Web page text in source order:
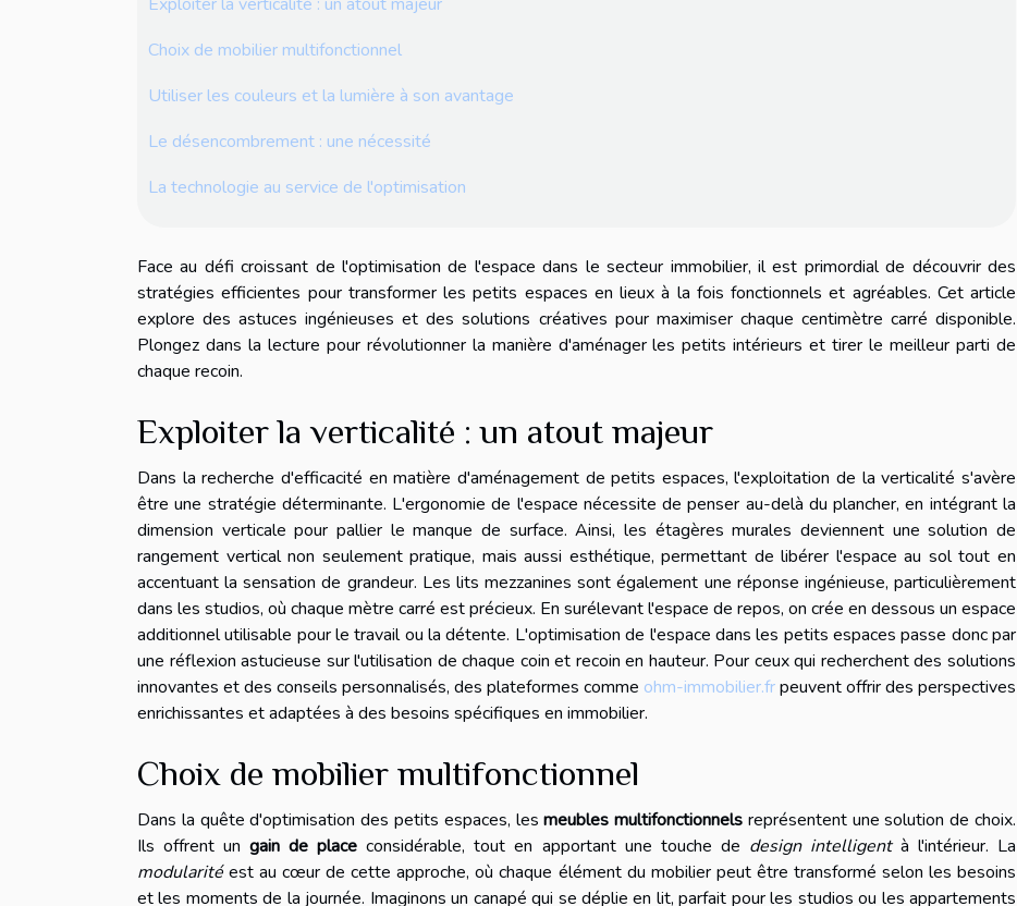
Choix de mobilier multifonctionnel
Utiliser les couleurs et la lumière à son avantage
Le désencombrement : une nécessité
La technologie au service de l'optimisation
Face au défi croissant de l'optimisation de l'espace dans le secteur immobilier, il est primordial de découvrir des
stratégies efficientes pour transformer les petits espaces en lieux à la fois fonctionnels et agréables. Cet article
explore des astuces ingénieuses et des solutions créatives pour maximiser chaque centimètre carré disponible.
Plongez dans la lecture pour révolutionner la manière d'aménager les petits intérieurs et tirer le meilleur parti de
chaque recoin.
Exploiter la verticalité : un atout majeur
Dans la recherche d'efficacité en matière d'aménagement de petits espaces, l'exploitation de la verticalité s'avère
être une stratégie déterminante. L'ergonomie de l'espace nécessite de penser au-delà du plancher, en intégrant la
dimension verticale pour pallier le manque de surface. Ainsi, les étagères murales deviennent une solution de
rangement vertical non seulement pratique, mais aussi esthétique, permettant de libérer l'espace au sol tout en
accentuant la sensation de grandeur. Les lits mezzanines sont également une réponse ingénieuse, particulièrement
dans les studios, où chaque mètre carré est précieux. En surélevant l'espace de repos, on crée en dessous un espace
additionnel utilisable pour le travail ou la détente. L'optimisation de l'espace dans les petits espaces passe donc par
une réflexion astucieuse sur l'utilisation de chaque coin et recoin en hauteur. Pour ceux qui recherchent des solutions
innovantes et des conseils personnalisés, des plateformes comme ohm-immobilier.frpeuvent offrir des perspectives
enrichissantes et adaptées à des besoins spécifiques en immobilier.
Choix de mobilier multifonctionnel
Dans la quête d'optimisation des petits espaces, lesmeubles multifonctionnels représentent une solution de choix.
Ils offrent ungain de place considérable, tout en apportant une touche de design intelligentà l'intérieur. La
modularitéest au cœur de cette approche, où chaque élément du mobilier peut être transformé selon les besoins
et les moments de la journée. Imaginons un canapé qui se déplie en lit, parfait pour les studios ou les appartements